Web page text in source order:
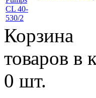
Корзина
товаров в
0 шт.